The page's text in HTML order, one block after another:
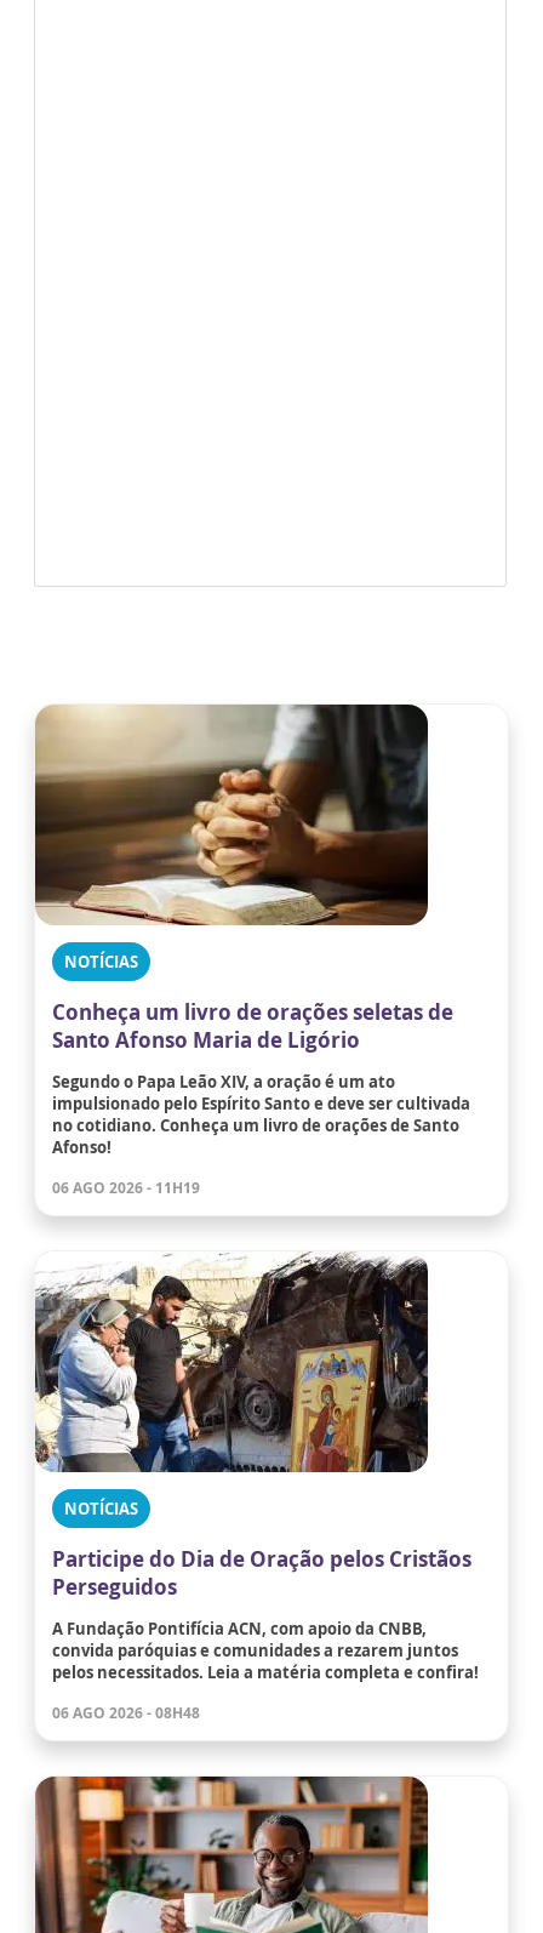
NOTÍCIAS
Conheça um livro de orações seletas de
Santo Afonso Maria de Ligório
Segundo o Papa Leão XIV, a oração é um ato
impulsionado pelo Espírito Santo e deve ser cultivada
no cotidiano. Conheça um livro de orações de Santo
Afonso!
06 AGO 2026 - 11H19
NOTÍCIAS
Participe do Dia de Oração pelos Cristãos
Perseguidos
A Fundação Pontifícia ACN, com apoio da CNBB,
convida paróquias e comunidades a rezarem juntos
pelos necessitados. Leia a matéria completa e confira!
06 AGO 2026 - 08H48